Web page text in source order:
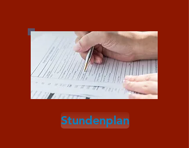
Stundenplan